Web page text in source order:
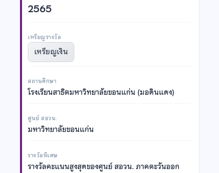
2565
เหรียญรางวัล
เหรียญเงิน
สถานศึกษา
โรงเรียนสาธิตมหาวิทยาลัยขอนแก่น (มอดินแดง)
ศูนย์ สอวน.
มหาวิทยาลัยขอนแก่น
รางวัลพิเศษ
รางวัลคะแนนสูงสุดของศูนย์ สอวน. ภาคตะวันออก